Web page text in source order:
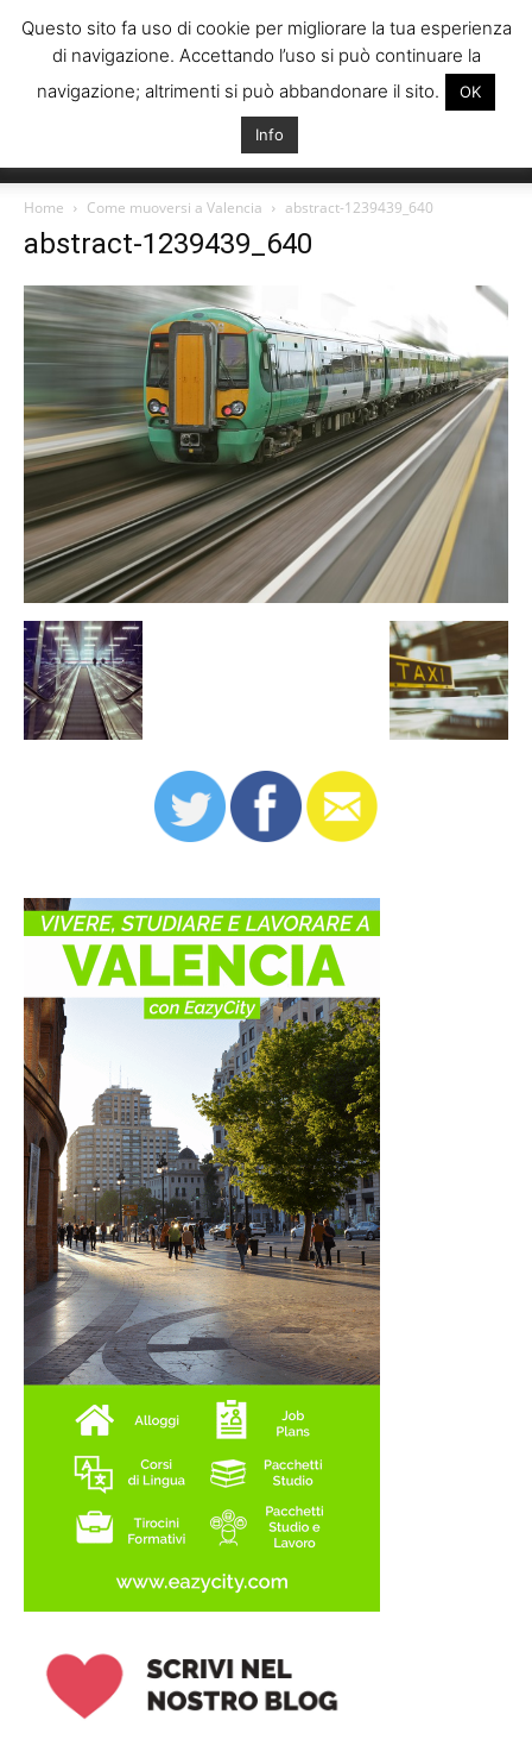
Italiani
Home Come muoversi a Valencia abstract-1239439_640
abstract-1239439_640
Questo sito fa uso di cookie per migliorare la tua esperienza
di navigazione. Accettando l’uso si può continuare la
navigazione; altrimenti si può abbandonare il sito.
OK
Info